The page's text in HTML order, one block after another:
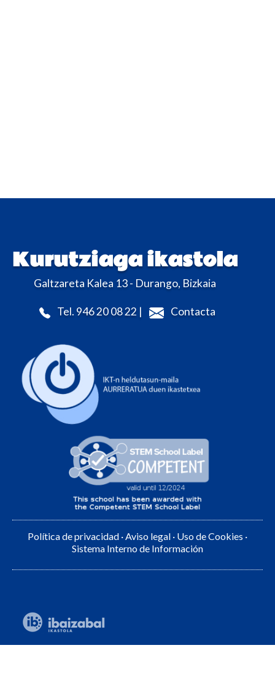
Kurutziaga ikastola
Galtzareta Kalea 13 - Durango, Bizkaia
Tel. 946 20 08 22 | Contacta
Política de privacidad ·Aviso legal · Uso de Cookies ·
Sistema Interno de Información